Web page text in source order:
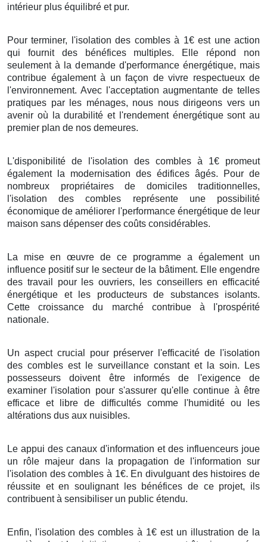
intérieur plus équilibré et pur.
Pour terminer, l'isolation des combles à 1€ est une action
qui fournit des bénéfices multiples. Elle répond non
seulement à la demande d'performance énergétique, mais
contribue également à un façon de vivre respectueux de
l'environnement. Avec l'acceptation augmentante de telles
pratiques par les ménages, nous nous dirigeons vers un
avenir où la durabilité et l'rendement énergétique sont au
premier plan de nos demeures.
L'disponibilité de l'isolation des combles à 1€ promeut
également la modernisation des édifices âgés. Pour de
nombreux propriétaires de domiciles traditionnelles,
l'isolation des combles représente une possibilité
économique de améliorer l'performance énergétique de leur
maison sans dépenser des coûts considérables.
La mise en œuvre de ce programme a également un
influence positif sur le secteur de la bâtiment. Elle engendre
des travail pour les ouvriers, les conseillers en efficacité
énergétique et les producteurs de substances isolants.
Cette croissance du marché contribue à l'prospérité
nationale.
Un aspect crucial pour préserver l'efficacité de l'isolation
des combles est le surveillance constant et la soin. Les
possesseurs doivent être informés de l'exigence de
examiner l'isolation pour s'assurer qu'elle continue à être
efficace et libre de difficultés comme l'humidité ou les
altérations dus aux nuisibles.
Le appui des canaux d'information et des influenceurs joue
un rôle majeur dans la propagation de l'information sur
l'isolation des combles à 1€. En divulguant des histoires de
réussite et en soulignant les bénéfices de ce projet, ils
contribuent à sensibiliser un public étendu.
Enfin, l'isolation des combles à 1€ est un illustration de la